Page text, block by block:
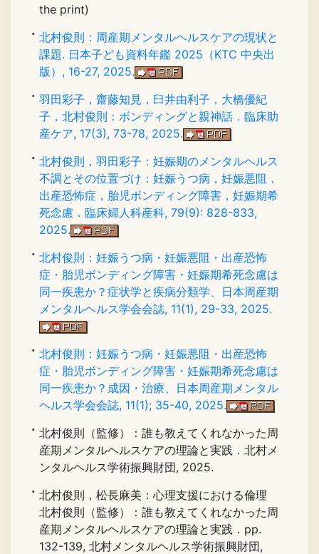
the print)
北村俊則：周産期メンタルヘルスケアの現状と
課題. 日本子ども資料年鑑 2025（KTC 中央出
版）, 16-27, 2025.
羽田彩子，齋藤知見，臼井由利子，大橋優紀
子，北村俊則：ボンディングと親神話．臨床助
産ケア, 17(3), 73-78, 2025.
北村俊則，羽田彩子：妊娠期のメンタルヘルス
不調とその位置づけ：妊娠うつ病，妊娠悪阻，
出産恐怖症，胎児ボンディング障害，妊娠期希
死念慮．臨床婦人科産科, 79(9): 828-833,
2025.
北村俊則：妊娠うつ病・妊娠悪阻・出産恐怖
症・胎児ボンディング障害・妊娠期希死念慮は
同一疾患か？症状学と疾病分類学、日本周産期
メンタルヘルス学会会誌, 11(1), 29-33, 2025.
北村俊則：妊娠うつ病・妊娠悪阻・出産恐怖
症・胎児ボンディング障害・妊娠期希死念慮は
同一疾患か？成因・治療、日本周産期メンタル
ヘルス学会会誌, 11(1); 35-40, 2025.
北村俊則（監修）：誰も教えてくれなかった周
産期メンタルヘルスケアの理論と実践．北村メ
ンタルヘルス学術振興財団, 2025.
北村俊則，松長麻美：心理支援における倫理
北村俊則（監修）：誰も教えてくれなかった周
産期メンタルヘルスケアの理論と実践．pp.
132-139, 北村メンタルヘルス学術振興財団,